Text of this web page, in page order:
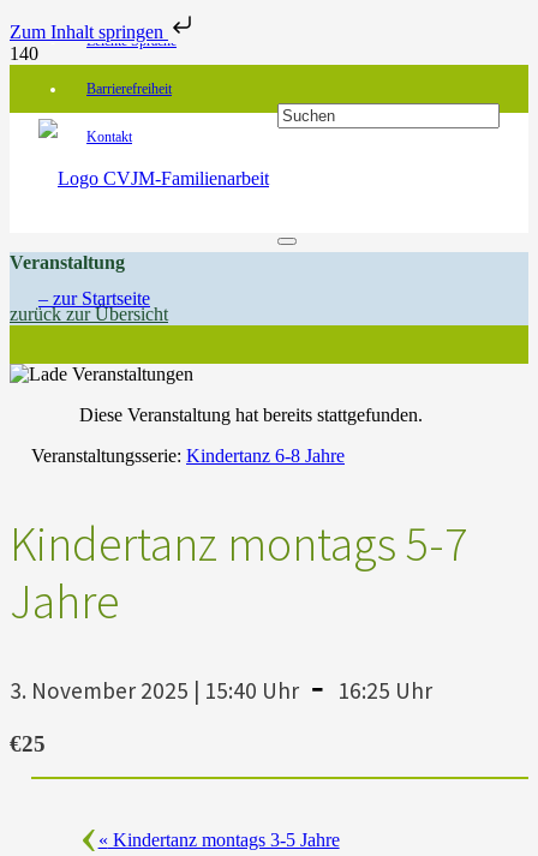
Zum Inhalt springen
Leichte Sprache
Barrierefreiheit
Kontakt
Veranstaltung
zurück zur Übersicht
Diese Veranstaltung hat bereits stattgefunden.
Veranstaltungsserie: Kindertanz 6-8 Jahre
Kindertanz montags 5-7
Jahre
3. November 2025 | 15:40 Uhr - 16:25 Uhr
€25
« Kindertanz montags 3-5 Jahre